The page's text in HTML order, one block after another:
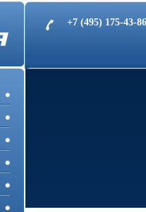
+7 (495) 175-43-